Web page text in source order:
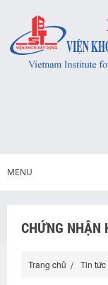
MENU
CHỨNG NHẬN
Trang chủ Tin tức